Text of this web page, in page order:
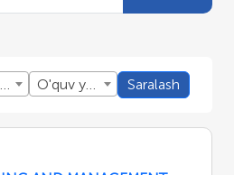
Turni tanlang O'quv yillini tanlang Saralash